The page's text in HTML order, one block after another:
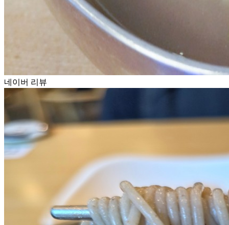
네이버 리뷰